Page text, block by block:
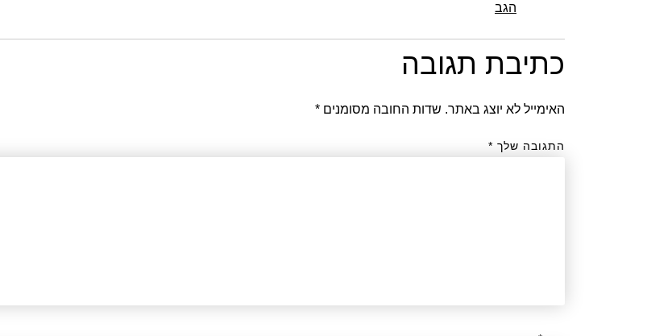
הגב
כתיבת תגובה
האימייל לא יוצג באתר. שדות החובה מסומנים *
התגובה שלך *